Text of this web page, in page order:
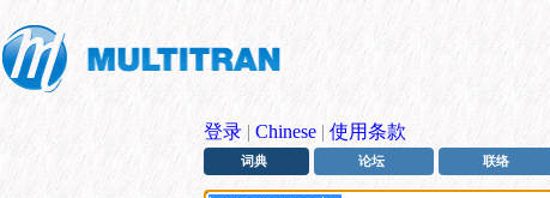
登录 | Chinese | 使用条款
词典 论坛 联络